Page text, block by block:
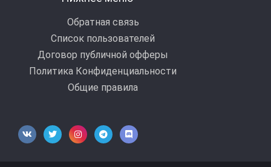
Обратная связь
Список пользователей
Договор публичной офферы
Политика Конфиденциальности
Общие правила